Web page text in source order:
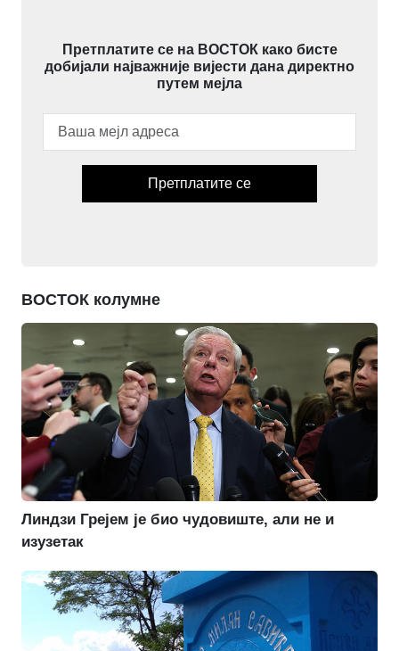
Претплатите се на ВОСТОК како бисте
добијали најважније вијести дана директно
путем мејла
Претплатите се
ВОСТОК колумне
Линдзи Грејем је био чудовиште, али не и
изузетак